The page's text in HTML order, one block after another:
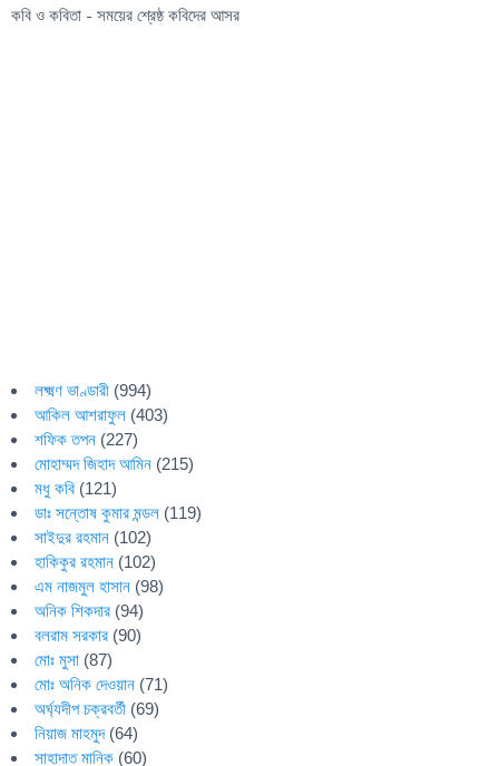
কবি ও কবিতা - সময়ের শ্রেষ্ঠ কবিদের আসর
লক্ষ্মণ ভাণ্ডারী (994)
আকিল আশরাফুল (403)
শফিক তপন (227)
মোহাম্মদ জিহাদ আমিন (215)
মধু কবি (121)
ডাঃ সন্তোষ কুমার মন্ডল (119)
সাইদুর রহমান (102)
হাকিকুর রহমান (102)
এম নাজমুল হাসান (98)
অনিক শিকদার (94)
বলরাম সরকার (90)
মোঃ মুসা (87)
মোঃ অনিক দেওয়ান (71)
অর্ঘ্যদীপ চক্রবর্তী (69)
নিয়াজ মাহমুদ(64)
সাহাদাত মানিক (60)